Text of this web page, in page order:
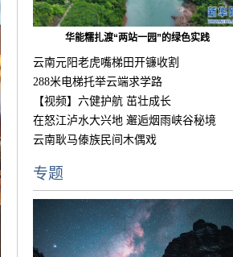
华能糯扎渡“两站一园”的绿色实践
云南元阳老虎嘴梯田开镰收割
288米电梯托举云端求学路
【视频】六健护航 茁壮成长
在怒江泸水大兴地 邂逅烟雨峡谷秘境
云南耿马傣族民间木偶戏
专题